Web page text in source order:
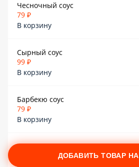
Чесночный соус
79 ₽
В корзину
Сырный соус
99 ₽
В корзину
Барбекю соус
79 ₽
В корзину
Кисло-сладкий
ДОБАВИТЬ ТОВАР НА